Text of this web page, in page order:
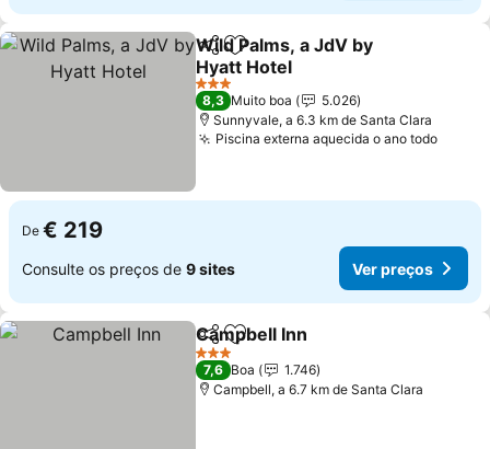
PartilharAdicionar aos favoritos
Wild Palms, a JdV by
Hyatt Hotel
Ver preços
3 Estrelas
8,3 Muito boa
5.026
Sunnyvale, a 6.3 km de Santa Clara
Piscina externa aquecida o ano todoVer
De € 219
Consulte os preços de 9 sites Ver preços
PartilharAdicionar aos favoritos
Campbell Inn
3 Estrelas
7,6 Boa
1.746
Campbell, a 6.7 km de Santa Clara